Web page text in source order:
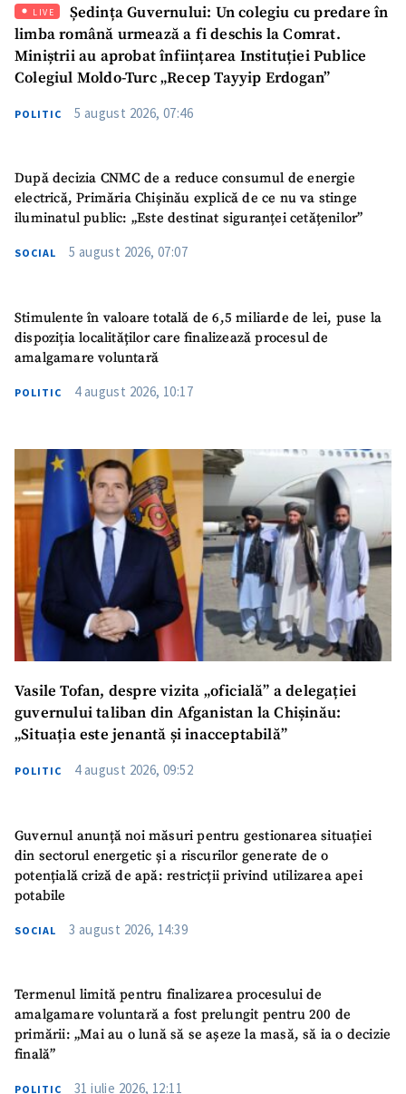
SUSȚINE
LIVE
Ședința Guvernului: Un colegiu cu predare în
limba română urmează a fi deschis la Comrat.
Miniștrii au aprobat înființarea Instituției Publice
Colegiul Moldo-Turc „Recep Tayyip Erdogan”
POLITIC 5 august 2026, 07:46
După decizia CNMC de a reduce consumul de energie
electrică, Primăria Chișinău explică de ce nu va stinge
iluminatul public: „Este destinat siguranței cetățenilor”
SOCIAL 5 august 2026, 07:07
Stimulente în valoare totală de 6,5 miliarde de lei, puse la
dispoziția localităților care finalizează procesul de
amalgamare voluntară
POLITIC 4 august 2026, 10:17
Vasile Tofan, despre vizita „oficială” a delegației
guvernului taliban din Afganistan la Chișinău:
„Situația este jenantă și inacceptabilă”
POLITIC 4 august 2026, 09:52
Guvernul anunță noi măsuri pentru gestionarea situației
din sectorul energetic și a riscurilor generate de o
potențială criză de apă: restricții privind utilizarea apei
potabile
SOCIAL 3 august 2026, 14:39
Termenul limită pentru finalizarea procesului de
amalgamare voluntară a fost prelungit pentru 200 de
primării: „Mai au o lună să se așeze la masă, să ia o decizie
finală”
POLITIC 31 iulie 2026, 12:11
Mesajul știrei
+ Mesajul știrei
CONTACT SURSĂ
Sursă anonimă
Email+ Emailul meu
Telefon
acord cupolitica de
confidențialitate.